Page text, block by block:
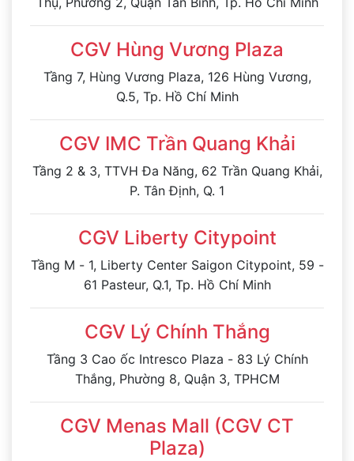
CGV Hùng Vương Plaza
Tầng 7, Hùng Vương Plaza, 126 Hùng Vương,
Q.5, Tp. Hồ Chí Minh
CGV IMC Trần Quang Khải
Tầng 2 & 3, TTVH Đa Năng, 62 Trần Quang Khải,
P. Tân Định, Q. 1
CGV Liberty Citypoint
Tầng M - 1, Liberty Center Saigon Citypoint, 59 -
61 Pasteur, Q.1, Tp. Hồ Chí Minh
CGV Lý Chính Thắng
Tầng 3 Cao ốc Intresco Plaza - 83 Lý Chính
Thắng, Phường 8, Quận 3, TPHCM
CGV Menas Mall (CGV CT
Plaza)